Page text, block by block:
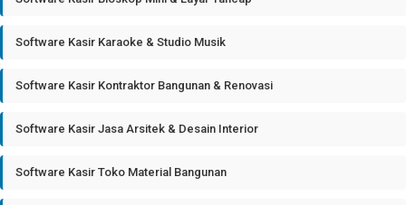
Software Kasir Karaoke & Studio Musik
Software Kasir Kontraktor Bangunan & Renovasi
Software Kasir Jasa Arsitek & Desain Interior
Software Kasir Toko Material Bangunan